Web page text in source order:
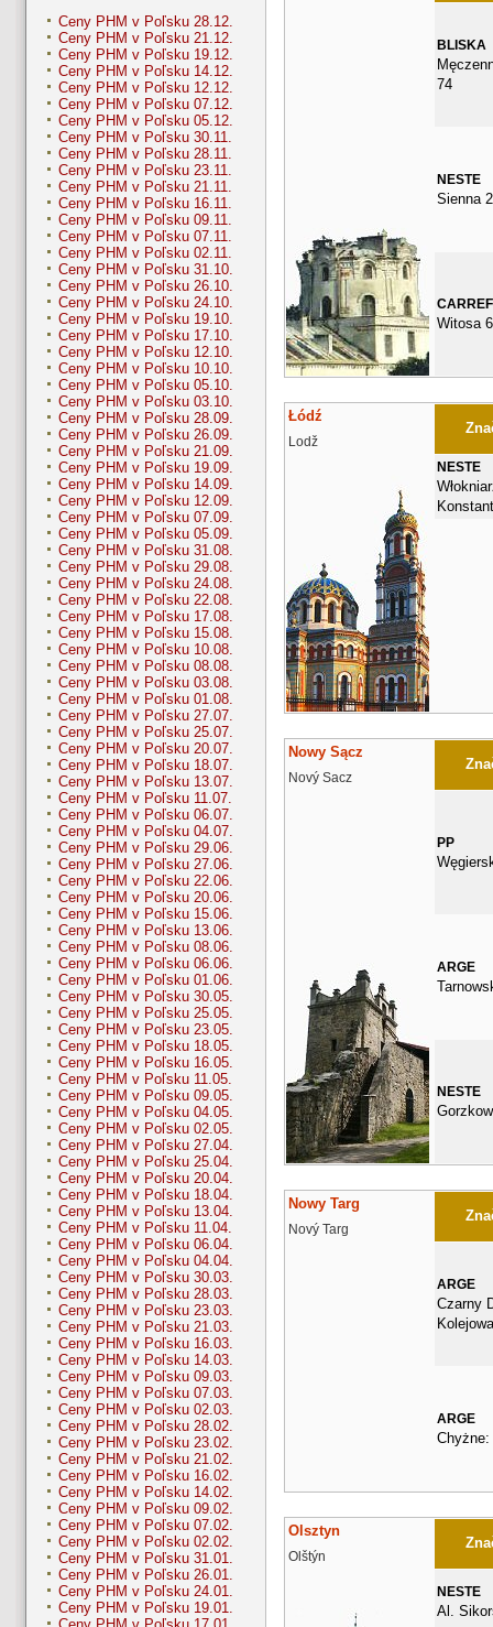
Ceny PHM v Poľsku 28.12.
Ceny PHM v Poľsku 21.12.
Ceny PHM v Poľsku 19.12.
Ceny PHM v Poľsku 14.12.
Ceny PHM v Poľsku 12.12.
Ceny PHM v Poľsku 07.12.
Ceny PHM v Poľsku 05.12.
Ceny PHM v Poľsku 30.11.
Ceny PHM v Poľsku 28.11.
Ceny PHM v Poľsku 23.11.
Ceny PHM v Poľsku 21.11.
Ceny PHM v Poľsku 16.11.
Ceny PHM v Poľsku 09.11.
Ceny PHM v Poľsku 07.11.
Ceny PHM v Poľsku 02.11.
Ceny PHM v Poľsku 31.10.
Ceny PHM v Poľsku 26.10.
Ceny PHM v Poľsku 24.10.
Ceny PHM v Poľsku 19.10.
Ceny PHM v Poľsku 17.10.
Ceny PHM v Poľsku 12.10.
Ceny PHM v Poľsku 10.10.
Ceny PHM v Poľsku 05.10.
Ceny PHM v Poľsku 03.10.
Ceny PHM v Poľsku 28.09.
Ceny PHM v Poľsku 26.09.
Ceny PHM v Poľsku 21.09.
Ceny PHM v Poľsku 19.09.
Ceny PHM v Poľsku 14.09.
Ceny PHM v Poľsku 12.09.
Ceny PHM v Poľsku 07.09.
Ceny PHM v Poľsku 05.09.
Ceny PHM v Poľsku 31.08.
Ceny PHM v Poľsku 29.08.
Ceny PHM v Poľsku 24.08.
Ceny PHM v Poľsku 22.08.
Ceny PHM v Poľsku 17.08.
Ceny PHM v Poľsku 15.08.
Ceny PHM v Poľsku 10.08.
Ceny PHM v Poľsku 08.08.
Ceny PHM v Poľsku 03.08.
Ceny PHM v Poľsku 01.08.
Ceny PHM v Poľsku 27.07.
Ceny PHM v Poľsku 25.07.
Ceny PHM v Poľsku 20.07.
Ceny PHM v Poľsku 18.07.
Ceny PHM v Poľsku 13.07.
Ceny PHM v Poľsku 11.07.
Ceny PHM v Poľsku 06.07.
Ceny PHM v Poľsku 04.07.
Ceny PHM v Poľsku 29.06.
Ceny PHM v Poľsku 27.06.
Ceny PHM v Poľsku 22.06.
Ceny PHM v Poľsku 20.06.
Ceny PHM v Poľsku 15.06.
Ceny PHM v Poľsku 13.06.
Ceny PHM v Poľsku 08.06.
Ceny PHM v Poľsku 06.06.
Ceny PHM v Poľsku 01.06.
Ceny PHM v Poľsku 30.05.
Ceny PHM v Poľsku 25.05.
Ceny PHM v Poľsku 23.05.
Ceny PHM v Poľsku 18.05.
Ceny PHM v Poľsku 16.05.
Ceny PHM v Poľsku 11.05.
Ceny PHM v Poľsku 09.05.
Ceny PHM v Poľsku 04.05.
Ceny PHM v Poľsku 02.05.
Ceny PHM v Poľsku 27.04.
Ceny PHM v Poľsku 25.04.
Ceny PHM v Poľsku 20.04.
Ceny PHM v Poľsku 18.04.
Ceny PHM v Poľsku 13.04.
Ceny PHM v Poľsku 11.04.
Ceny PHM v Poľsku 06.04.
Ceny PHM v Poľsku 04.04.
Ceny PHM v Poľsku 30.03.
Ceny PHM v Poľsku 28.03.
Ceny PHM v Poľsku 23.03.
Ceny PHM v Poľsku 21.03.
Ceny PHM v Poľsku 16.03.
Ceny PHM v Poľsku 14.03.
Ceny PHM v Poľsku 09.03.
Ceny PHM v Poľsku 07.03.
Ceny PHM v Poľsku 02.03.
Ceny PHM v Poľsku 28.02.
Ceny PHM v Poľsku 23.02.
Ceny PHM v Poľsku 21.02.
Ceny PHM v Poľsku 16.02.
Ceny PHM v Poľsku 14.02.
Ceny PHM v Poľsku 09.02.
Ceny PHM v Poľsku 07.02.
Ceny PHM v Poľsku 02.02.
Ceny PHM v Poľsku 31.01.
Ceny PHM v Poľsku 26.01.
Ceny PHM v Poľsku 24.01.
Ceny PHM v Poľsku 19.01.
BLISKA
74
NESTE
Sienna
Witosa
Łódź
Lodž
NESTE
Nowy Sącz
Nový Sacz
PP
ARGE
NESTE
Nowy Targ
Nový Targ
ARGE
Czarny
ARGE
Chyżne:
Olsztyn
Olštýn
NESTE
Al.